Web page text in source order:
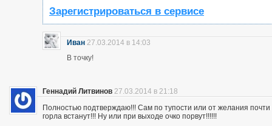
Зарегистрироваться в сервисе
Иван 27.03.2014 в 14:03
В точку!
Геннадий Литвинов 27.03.2014 в 21:18
Полностью подтверждаю!!! Сам по тупости или от желания
горла встанут!!! Ну или при выходе очко порвут!!!!!!